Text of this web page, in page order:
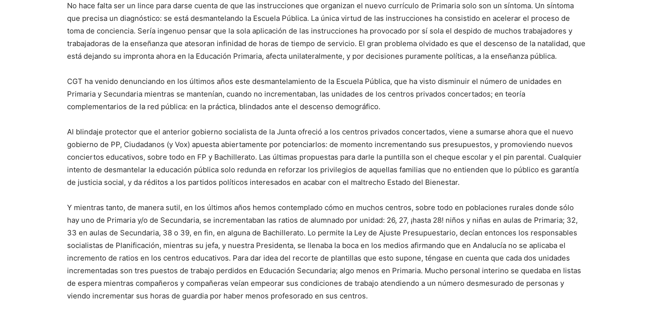
No hace falta ser un lince para darse cuenta de que las instrucciones que organizan el nuevo currículo de Primaria solo son un síntoma. Un síntoma
que precisa un diagnóstico: se está desmantelando la Escuela Pública. La única virtud de las instrucciones ha consistido en acelerar el proceso de
toma de conciencia. Sería ingenuo pensar que la sola aplicación de las instrucciones ha provocado por sí sola el despido de muchos trabajadores y
trabajadoras de la enseñanza que atesoran infinidad de horas de tiempo de servicio. El gran problema olvidado es que el descenso de la natalidad, que
está dejando su impronta ahora en la Educación Primaria, afecta unilateralmente, y por decisiones puramente políticas, a la enseñanza pública.
CGT ha venido denunciando en los últimos años este desmantelamiento de la Escuela Pública, que ha visto disminuir el número de unidades en
Primaria y Secundaria mientras se mantenían, cuando no incrementaban, las unidades de los centros privados concertados; en teoría
complementarios de la red pública: en la práctica, blindados ante el descenso demográfico.
Al blindaje protector que el anterior gobierno socialista de la Junta ofreció a los centros privados concertados, viene a sumarse ahora que el nuevo
gobierno de PP, Ciudadanos (y Vox) apuesta abiertamente por potenciarlos: de momento incrementando sus presupuestos, y promoviendo nuevos
conciertos educativos, sobre todo en FP y Bachillerato. Las últimas propuestas para darle la puntilla son el cheque escolar y el pin parental. Cualquier
intento de desmantelar la educación pública solo redunda en reforzar los privilegios de aquellas familias que no entienden que lo público es garantía
de justicia social, y da réditos a los partidos políticos interesados en acabar con el maltrecho Estado del Bienestar.
Y mientras tanto, de manera sutil, en los últimos años hemos contemplado cómo en muchos centros, sobre todo en poblaciones rurales donde sólo
hay uno de Primaria y/o de Secundaria, se incrementaban las ratios de alumnado por unidad: 26, 27, ¡hasta 28! niños y niñas en aulas de Primaria; 32,
33 en aulas de Secundaria, 38 o 39, en fin, en alguna de Bachillerato. Lo permite la Ley de Ajuste Presupuestario, decían entonces los responsables
socialistas de Planificación, mientras su jefa, y nuestra Presidenta, se llenaba la boca en los medios afirmando que en Andalucía no se aplicaba el
incremento de ratios en los centros educativos. Para dar idea del recorte de plantillas que esto supone, téngase en cuenta que cada dos unidades
incrementadas son tres puestos de trabajo perdidos en Educación Secundaria; algo menos en Primaria. Mucho personal interino se quedaba en listas
de espera mientras compañeros y compañeras veían empeorar sus condiciones de trabajo atendiendo a un número desmesurado de personas y
viendo incrementar sus horas de guardia por haber menos profesorado en sus centros.